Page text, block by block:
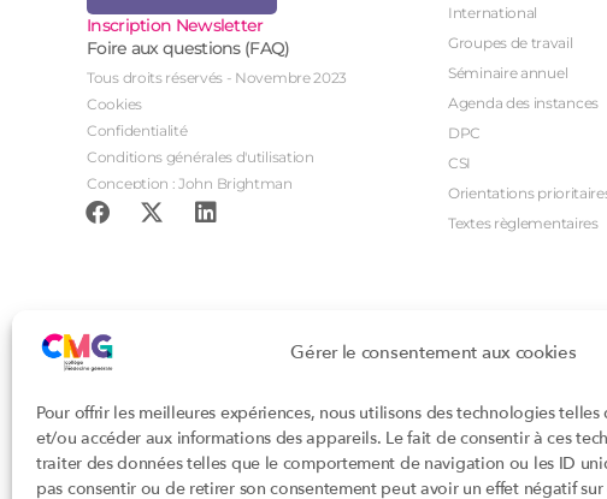
Gérer le consentement aux cookies
Pour offrir les meilleures expériences, nous utilisons des technologies
et/ou accéder aux informations des appareils. Le fait de consentir à ces
traiter des données telles que le comportement de navigation ou les ID
pas consentir ou de retirer son consentement peut avoir un effet négatif
Inscription Newsletter
Foire aux questions (FAQ)
Tous droits réservés - Novembre 2023
Cookies
Confidentialité
Conditions générales d'utilisation
Conception : John Brightman
International
Groupes de travail
Séminaire annuel
Agenda des instances
DPC
CSI
Orientations
Textes règlementaires